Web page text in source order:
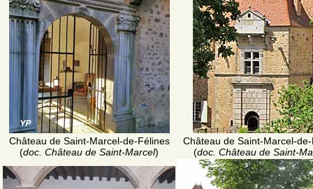
Château de Saint-Marcel-de-Félines
(doc. Château de Saint-Marcel)
Château de Saint-Marcel-
(doc. Château de Saint-